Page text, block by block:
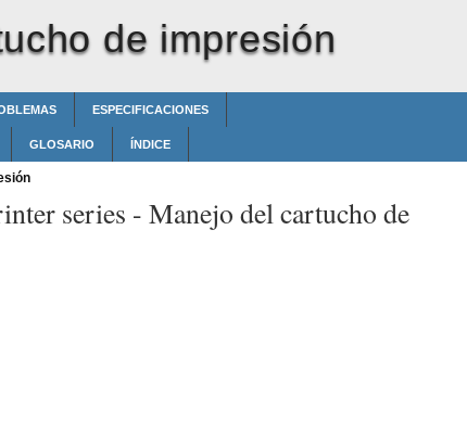
de impresión
ESPECIFICACIONES
GLOSARIO ÍNDICE
series - Manejo del cartucho de